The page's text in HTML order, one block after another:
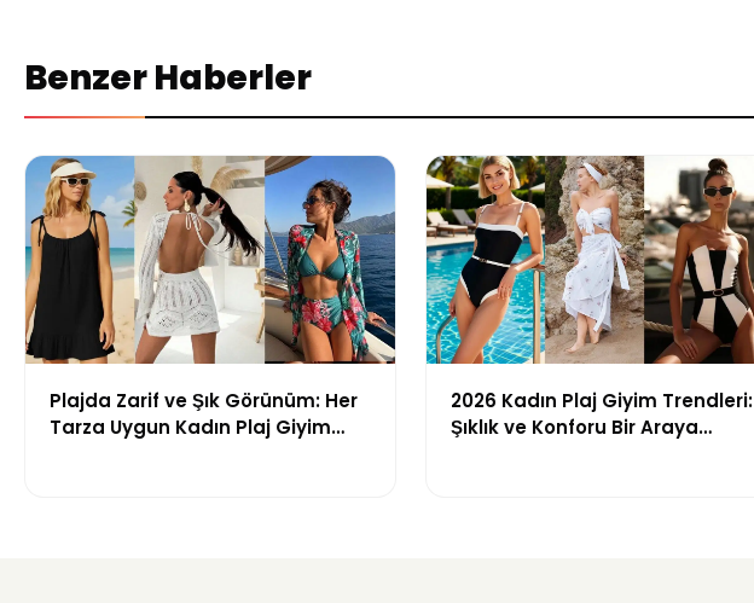
Benzer Haberler
Plajda Zarif ve Şık Görünüm: Her
Tarza Uygun Kadın Plaj Giyim
2026 Kadın Plaj Giyim Trendleri:
Şıklık ve Konforu Bir Araya